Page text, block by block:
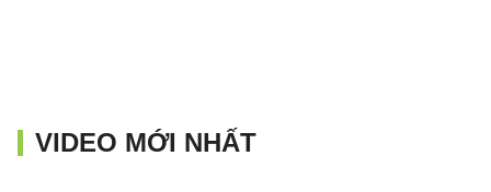
VIDEO MỚI NHẤT